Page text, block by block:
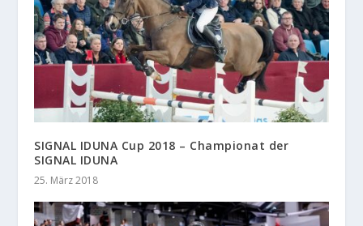
SIGNAL IDUNA Cup 2018 – Championat der
SIGNAL IDUNA
25. März 2018